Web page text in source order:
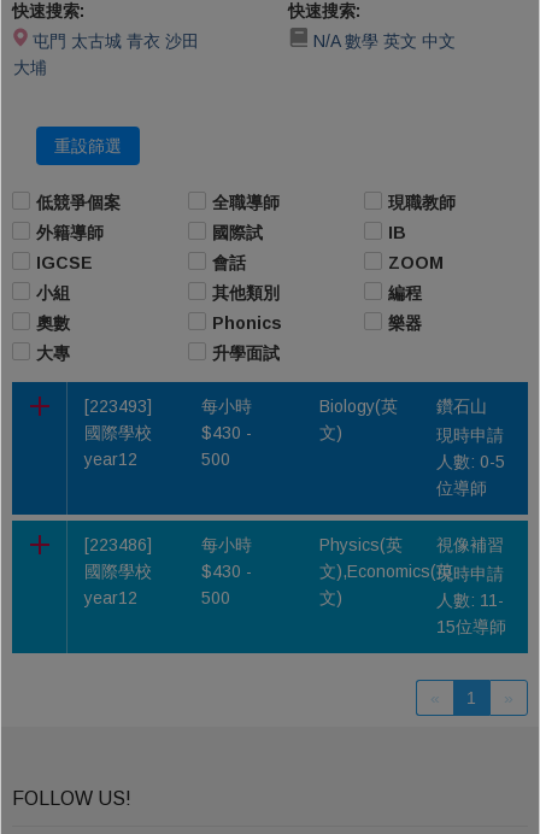
快速搜索:
屯門 太古城 青衣 沙田
大埔
快速搜索:
N/A 數學 英文 中文
重設篩選
低競爭個案 全職導師
現職教師
外籍導師
國際試
IB
IGCSE
會話
ZOOM
小組
其他類別
編程
奧數
Phonics
樂器
大專
升學面試
[223493]
國際學校
year12
每小時
$430 -
500
Biology(英
文)
鑽石山
現時申請
人數: 0-5
位導師
[223486]
國際學校
year12
每小時
$430 -
500
Physics(英
文),Economics(英
文)
視像補習
現時申請
人數: 11-
15位導師
« 1 »
FOLLOW US!